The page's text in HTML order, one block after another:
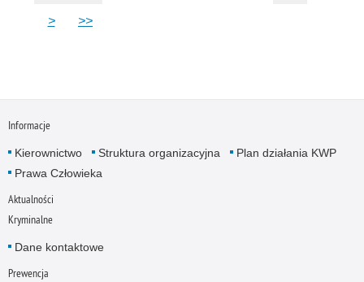
> >>
Informacje
Kierownictwo Struktura organizacyjna
Plan działania KWP
Prawa Człowieka
Aktualności
Kryminalne
Dane kontaktowe
Prewencja